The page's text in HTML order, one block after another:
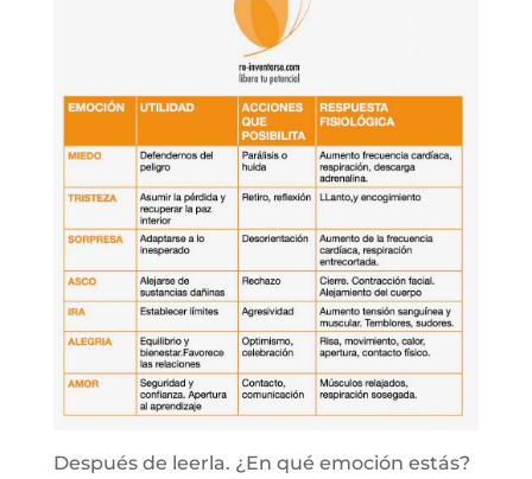
Después de leerla. ¿En qué emoción estás?